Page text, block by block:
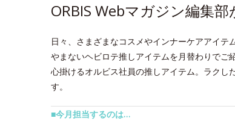
ORBIS Webマガジン編集
日々、さまざまなコスメやインナーケアアイ
やまないヘビロテ推しアイテムを月替わりでご
心掛けるオルビス社員の推しアイテム。ラクし
す。
■今月担当するのは…